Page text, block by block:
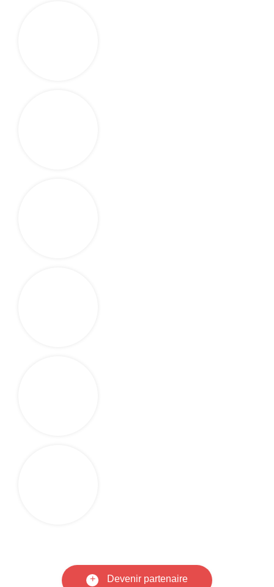
+ Devenir partenaire